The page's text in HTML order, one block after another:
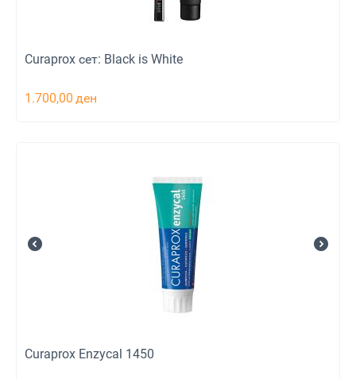
Curaprox сет: Black is White
1.700,00 ден
Curaprox Enzycal 1450